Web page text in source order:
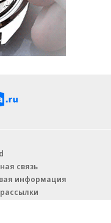
связь
информация